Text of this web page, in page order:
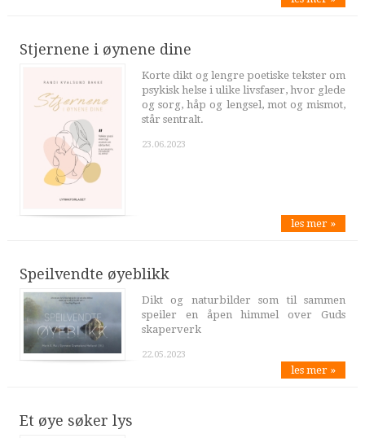
Stjernene i øynene dine
Korte dikt og lengre poetiske tekster om
psykisk helse i ulike livsfaser, hvor glede
og sorg, håp og lengsel, mot og mismot,
står sentralt.
23.06.2023
les mer »
Speilvendte øyeblikk
Dikt og naturbilder som til sammen
speiler en åpen himmel over Guds
skaperverk
22.05.2023
les mer »
Et øye søker lys